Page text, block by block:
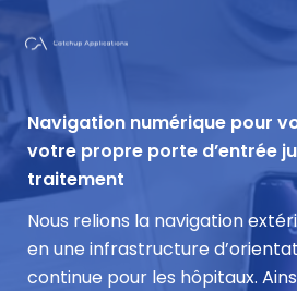
Skip
to
Navigation numérique pour
votre propre porte d’entrée
traitement
Nous relions la navigation
en une infrastructure
continue pour les hôpitaux.